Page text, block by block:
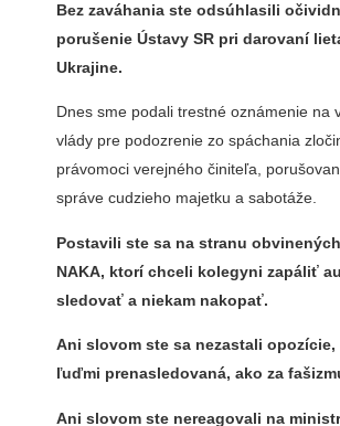
Bez zaváhania ste odsúhlasili
porušenie Ústavy SR pri darovaní
Ukrajine.
Dnes sme podali trestné oznámenie na
vlády pre podozrenie zo spáchania
právomoci verejného činiteľa,
správe cudzieho majetku a sabotáže.
Postavili ste sa na stranu
NAKA, ktorí chceli kolegyni zapáliť
sledovať a niekam nakopať.
Ani slovom ste sa nezastali
ľuďmi prenasledovaná, ako za
Ani slovom ste nereagovali na